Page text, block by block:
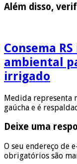
Além disso,
Consema
ambiental
irrigado
Medida representa
gaúcha e é
Deixe uma
O seu endereço de
obrigatórios são